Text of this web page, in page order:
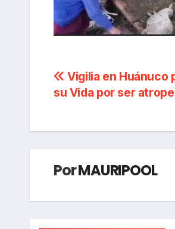
Navegación
de
entradas
Vigilia en Huánuco
su Vida por ser
PorMAURIPOOL